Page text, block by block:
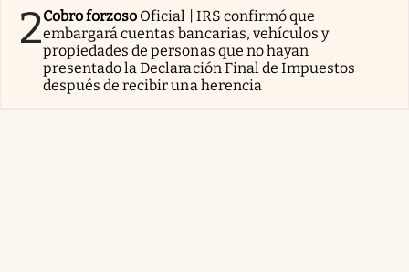
2Cobro forzoso Oficial | IRS confirmó que
embargará cuentas bancarias, vehículos y
propiedades de personas que no hayan
presentado la Declaración Final de Impuestos
después de recibir una herencia